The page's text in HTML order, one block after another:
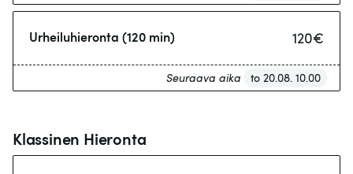
Urheiluhieronta (120 min) 120€
Seuraava aika to 20.08. 10.00
Klassinen Hieronta